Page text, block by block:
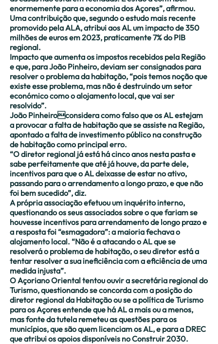
enormemente para a economia dos Açores”, afirmou.
Uma contribuição que, segundo o estudo mais recente
promovido pela ALA, atribui aos AL um impacto de 350
milhões de euros em 2023, praticamente 7% do PIB
regional.
Impacto que aumenta os impostos recebidos pela Região
e que, para João Pinheiro, deviam ser consignados para
resolver o problema da habitação, “pois temos noção que
existe esse problema, mas não é destruindo um setor
económico como o alojamento local, que vai ser
resolvido”.
João Pinheiroconsidera como falso que os AL estejam
a provocar a falta de habitação que se assiste na Região,
apontado a falta de investimento público na construção
de habitação como principal erro.
“O diretor regional já está há cinco anos nesta pasta e
sabe perfeitamente que até já houve, da parte dele,
incentivos para que o AL deixasse de estar no ativo,
passando para o arrendamento a longo prazo, e que não
foi bem sucedido”, diz.
A própria associação efetuou um inquérito interno,
questionando os seus associados sobre o que fariam se
houvesse incentivos para arrendamento de longo prazo e
a resposta foi “esmagadora”: a maioria fechava o
alojamento local. “Não é a atacando o AL que se
resolverá o problema de habitação, o seu diretor está a
tentar resolver a sua ineficiência com a eficiência de uma
medida injusta”.
O Açoriano Oriental tentou ouvir a secretária regional do
Turismo, questionando se concorda com a posição do
diretor regional da Habitação ou se a política de Turismo
para os Açores entende que há AL a mais ou a menos,
mas fonte da tutela remeteu as questões para os
municípios, que são quem licenciam os AL, e para a DREC
que atribui os apoios disponíveis no Construir 2030.